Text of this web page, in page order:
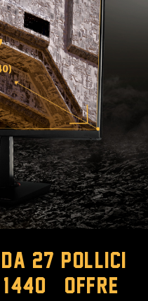
da 27 pollici
1440) offre